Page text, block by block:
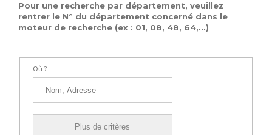
Pour une recherche par département, veuillez
rentrer le N° du département concerné dans le
moteur de recherche (ex : 01, 08, 48, 64,...)
Où ?